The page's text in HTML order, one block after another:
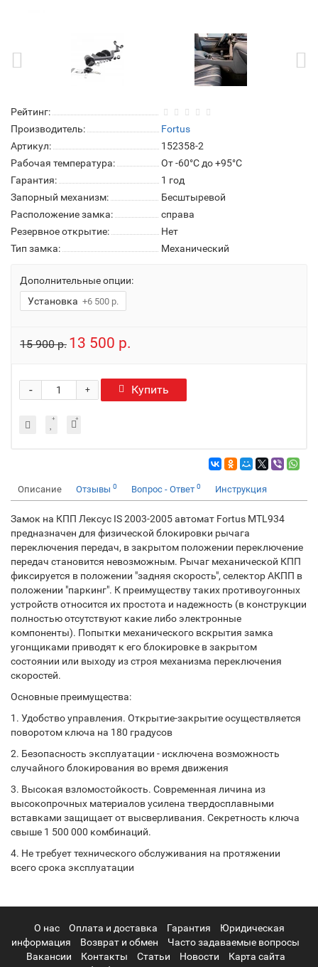
Рейтинг:
Производитель:
Fortus
Артикул:
152358-2
Рабочая температура:
От -60°C до +95°C
Гарантия:
1 год
Запорный механизм:
Бесштыревой
Расположение замка:
справа
Резервное открытие:
Нет
Тип замка:
Механический
Дополнительные опции:
Установка +6 500 р.
15 900 р. 13 500 р.
+
- Купить
Описание Отзывы 0 Вопрос - Ответ 0 Инструкция
Замок на КПП Лексус IS 2003-2005 автомат Fortus MTL934
предназначен для физической блокировки рычага
переключения передач, в закрытом положении переключение
передач становится невозможным. Рычаг механической КПП
фиксируется в положении "задняя скорость", селектор АКПП в
положении "паркинг". К преимуществу таких противоугонных
устройств относится их простота и надежность (в конструкции
полностью отсутствуют какие либо электронные
компоненты). Попытки механического вскрытия замка
угонщиками приводят к его блокировке в закрытом
состоянии или выходу из строя механизма переключения
скоростей.
Основные преимущества:
1. Удобство управления. Открытие-закрытие осуществляется
поворотом ключа на 180 градусов
2. Безопасность эксплуатации - исключена возможность
случайного блокирования во время движения
3. Высокая взломостойкость. Современная личина из
высокопрочных материалов усилена твердосплавными
вставками защищает от высверливания. Секретность ключа
свыше 1 500 000 комбинаций.
4. Не требует технического обслуживания на протяжении
всего срока эксплуатации
О нас Оплата и доставка Гарантия
Юридическая
информация
Возврат и обмен
Часто задаваемые вопросы
Вакансии
Контакты Статьи Новости
Карта сайта